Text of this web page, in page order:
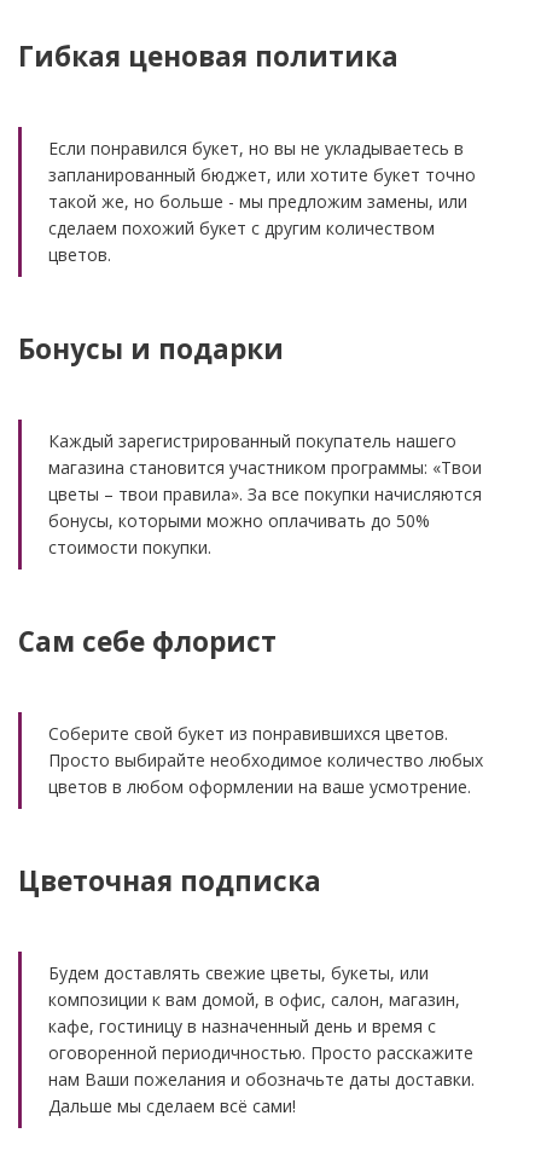
Гибкая ценовая политика
Если понравился букет, но вы не укладываетесь в
запланированный бюджет, или хотите букет точно
такой же, но больше - мы предложим замены, или
сделаем похожий букет с другим количеством
цветов.
Бонусы и подарки
Каждый зарегистрированный покупатель нашего
магазина становится участником программы: «Твои
цветы – твои правила». За все покупки начисляются
бонусы, которыми можно оплачивать до 50%
стоимости покупки.
Сам себе флорист
Соберите свой букет из понравившихся цветов.
Просто выбирайте необходимое количество любых
цветов в любом оформлении на ваше усмотрение.
Цветочная подписка
Будем доставлять свежие цветы, букеты, или
композиции к вам домой, в офис, салон, магазин,
кафе, гостиницу в назначенный день и время с
оговоренной периодичностью. Просто расскажите
нам Ваши пожелания и обозначьте даты доставки.
Дальше мы сделаем всё сами!